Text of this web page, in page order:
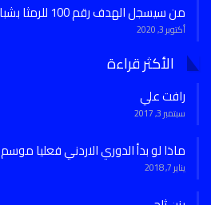
من سيسجل الهدف رقم 100 للرمثا بشباك الجزيرة !!
أكتوبر 3, 2020
الأكثر قراءة
رافت علي
سبتمبر 3, 2017
ماذا لو بدأ الدوري الاردني فعليا موسم 1974..ومات “سريرياً…
يناير 7, 2018